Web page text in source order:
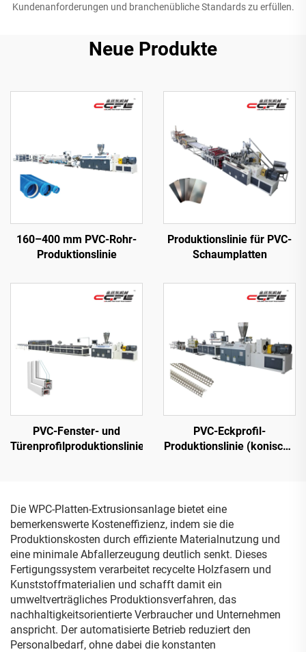
Kundenanforderungen und branchenübliche Standards zu erfüllen.
Neue Produkte
160–400 mm PVC-Rohr-
Produktionslinie
Produktionslinie für PVC-
Schaumplatten
PVC-Fenster- und
Türenprofilproduktionslinie
PVC-Eckprofil-
Produktionslinie (konische
Die WPC-Platten-Extrusionsanlage bietet eine
bemerkenswerte Kosteneffizienz, indem sie die
Produktionskosten durch effiziente Materialnutzung und
eine minimale Abfallerzeugung deutlich senkt. Dieses
Fertigungssystem verarbeitet recycelte Holzfasern und
Kunststoffmaterialien und schafft damit ein
umweltverträgliches Produktionsverfahren, das
nachhaltigkeitsorientierte Verbraucher und Unternehmen
anspricht. Der automatisierte Betrieb reduziert den
Personalbedarf, ohne dabei die konstanten